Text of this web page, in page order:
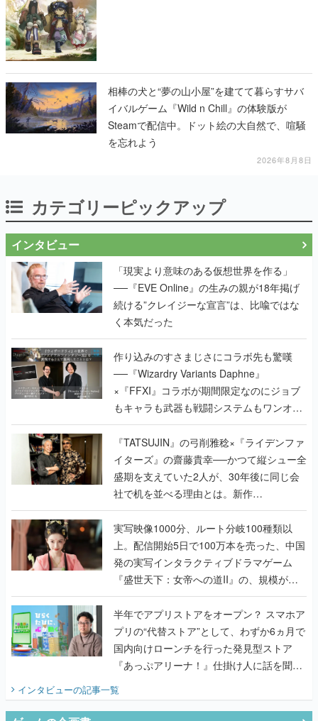
相棒の犬と“夢の山小屋”を建てて暮らすサバ
イバルゲーム『Wild n Chill』の体験版が
Steamで配信中。ドット絵の大自然で、喧騒
を忘れよう
2026年8月8日
カテゴリーピックアップ
インタビュー
「現実より意味のある仮想世界を作る」
──『EVE Online』の生みの親が18年掲げ
続ける”クレイジーな宣言”は、比喩ではな
く本気だった
作り込みのすさまじさにコラボ先も驚嘆
──『Wizardry Variants Daphne』
×『FFXI』コラボが期間限定なのにジョブ
もキャラも武器も戦闘システムもワンオフ
で作り込まれた理由を両ディレクターに聞
く
『TATSUJIN』の弓削雅稔×『ライデンファ
イターズ』の齋藤貴幸──かつて縦シュー全
盛期を支えていた2人が、30年後に同じ会
社で机を並べる理由とは。新作
『TATSUJIN EXTREME』で初タッグを組
んだレジェンド2人に訊く開発秘話
実写映像1000分、ルート分岐100種類以
上。配信開始5日で100万本を売った、中国
発の実写インタラクティブドラマゲーム
『盛世天下：女帝への道II』の、規模が違
うこだわりをプロデューサーに聞いた
半年でアプリストアをオープン？ スマホア
プリの“代替ストア”として、わずか6ヵ月で
国内向けローンチを行った発見型ストア
『あっぷアリーナ！』仕掛け人に話を聞い
てみた
インタビューの記事一覧